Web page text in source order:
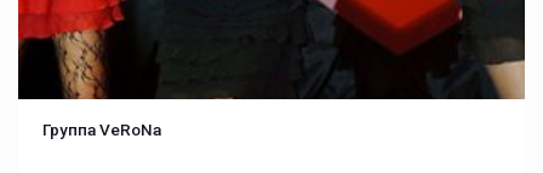
Группа VeRoNa